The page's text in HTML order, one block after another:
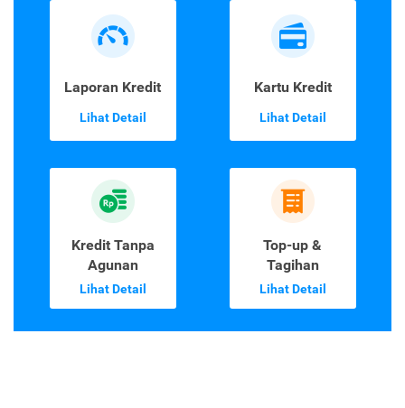
Laporan Kredit
Lihat Detail
Kartu Kredit
Lihat Detail
Kredit Tanpa
Agunan
Lihat Detail
Top-up &
Tagihan
Lihat Detail